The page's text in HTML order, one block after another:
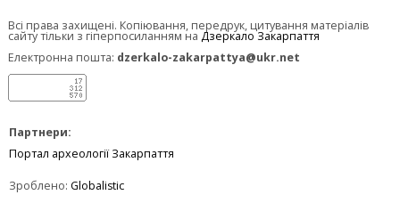
Всі права захищені. Копіювання, передрук, цитування матеріалів
сайту тільки з гіперпосиланням на Дзеркало Закарпаття
Електронна пошта: dzerkalo-zakarpattya@ukr.net
Партнери:
Портал археології Закарпаття
Зроблено: Globalistic